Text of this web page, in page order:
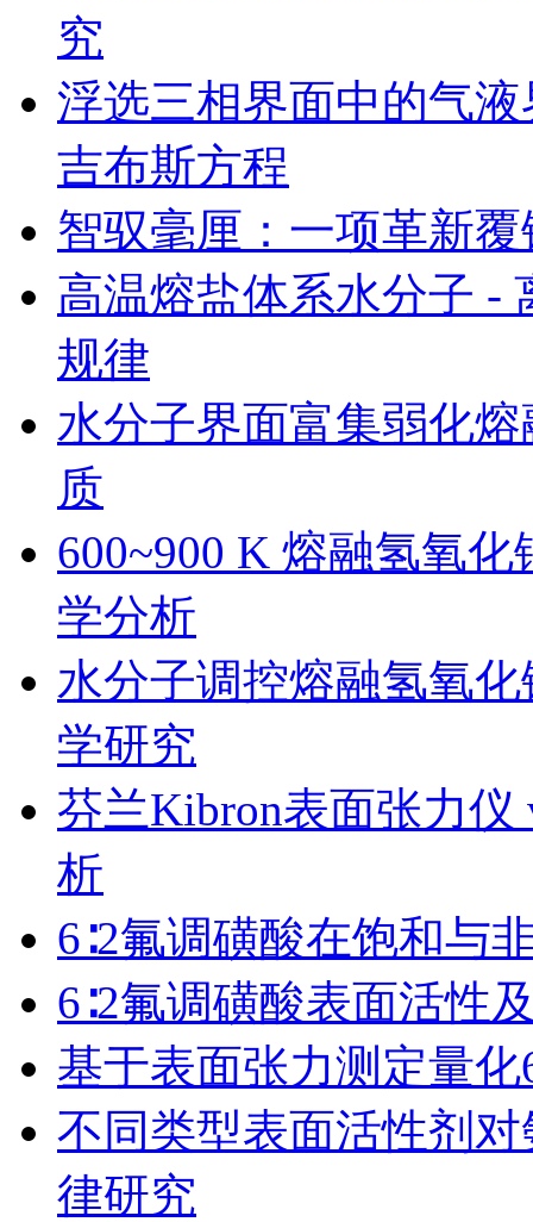
究
浮选三相界面中的气
吉布斯方程
智驭毫厘：一项革新
高温熔盐体系水分子 -
规律
水分子界面富集弱化
质
600~900 K 熔融氢氧
学分析
水分子调控熔融氢氧
学研究
芬兰Kibron表面张力
析
6∶2氟调磺酸在饱和与
6∶2氟调磺酸表面活性
基于表面张力测定量
不同类型表面活性剂
律研究